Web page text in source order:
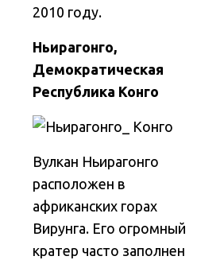
2010 году.
Ньирагонго,
Демократическая
Республика Конго
Вулкан Ньирагонго
расположен в
африканских горах
Вирунга. Его огромный
кратер часто заполнен